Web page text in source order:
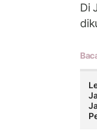
Di